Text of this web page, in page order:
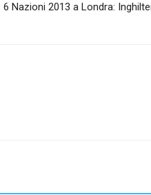
6 Nazioni 2013 a Londra: